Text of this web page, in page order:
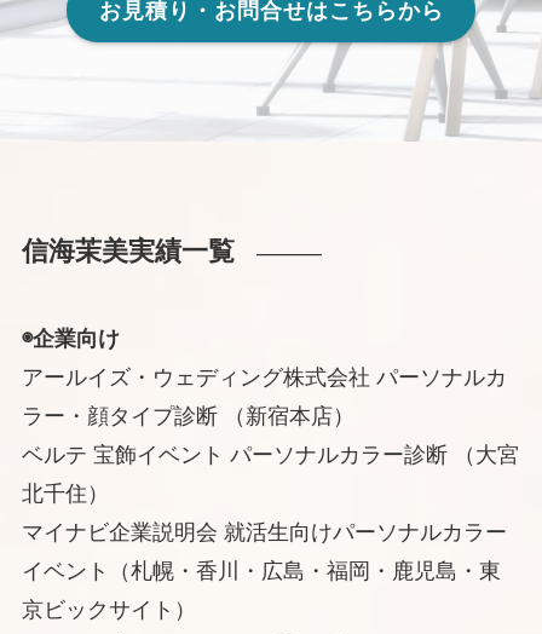
お見積り・お問合せはこちらから
信海茉美実績一覧———
◉企業向け
アールイズ・ウェディング株式会社 パーソナルカ
ラー・顔タイプ診断 （新宿本店）
ベルテ 宝飾イベント パーソナルカラー診断 （大宮
北千住）
マイナビ企業説明会 就活生向けパーソナルカラー
イベント（札幌・香川・広島・福岡・鹿児島・東
京ビックサイト）